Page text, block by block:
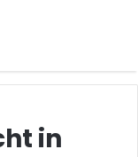
in